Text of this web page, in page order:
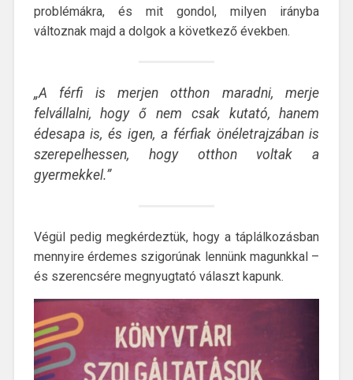
problémákra, és mit gondol, milyen irányba
változnak majd a dolgok a következő években.
„A férfi is merjen otthon maradni, merje
felvállalni, hogy ő nem csak kutató, hanem
édesapa is, és igen, a férfiak önéletrajzában is
szerepelhessen, hogy otthon voltak a
gyermekkel.”
Végül pedig megkérdeztük, hogy a táplálkozásban
mennyire érdemes szigorúnak lennünk magunkkal –
és szerencsére megnyugtató választ kapunk.